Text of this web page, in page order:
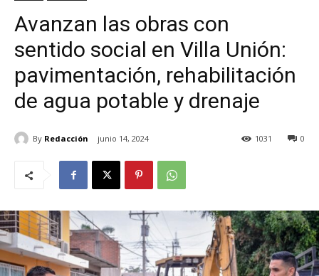
Avanzan las obras con
sentido social en Villa Unión:
pavimentación, rehabilitación
de agua potable y drenaje
By Redacción junio 14, 2024 0
1031